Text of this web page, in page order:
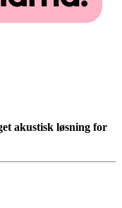
akustisk løsning for